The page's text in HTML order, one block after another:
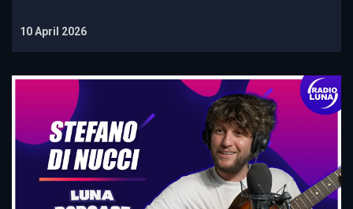
10 April 2026